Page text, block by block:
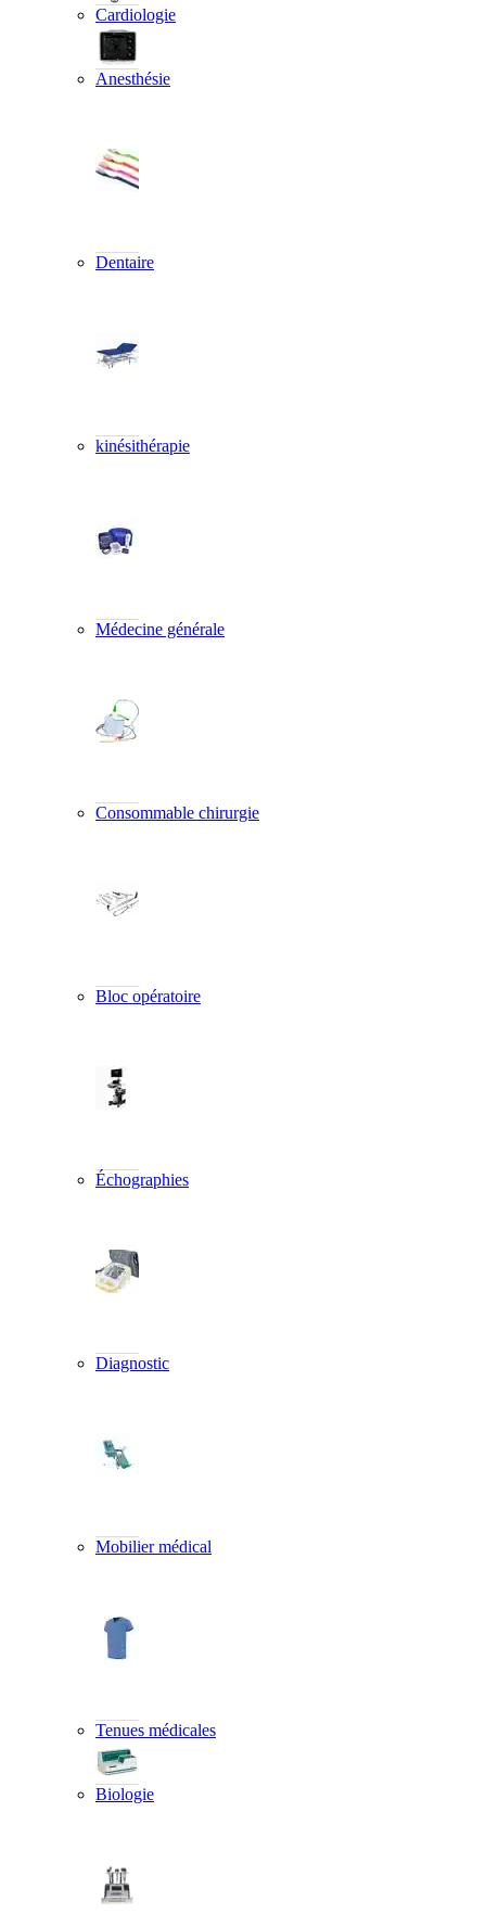
Cardiologie
Anesthésie
Dentaire
kinésithérapie
Médecine générale
Consommable chirurgie
Bloc opératoire
Échographies
Diagnostic
Mobilier médical
Tenues médicales
Biologie